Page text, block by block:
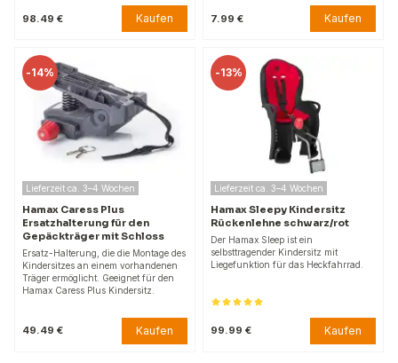
98.49 € Kaufen 7.99 € Kaufen
-14%
Lieferzeit ca. 3–4 Wochen
Hamax Caress Plus
Ersatzhalterung für den
Gepäckträger mit Schloss
Ersatz-Halterung, die die Montage des
Kindersitzes an einem vorhandenen
Träger ermöglicht. Geeignet für den
Hamax Caress Plus Kindersitz.
49.49 € Kaufen
-13%
Lieferzeit ca. 3–4 Wochen
Hamax Sleepy Kindersitz
Rückenlehne schwarz/rot
Der Hamax Sleep ist ein
selbsttragender Kindersitz mit
Liegefunktion für das Heckfahrrad.
99.99 € Kaufen